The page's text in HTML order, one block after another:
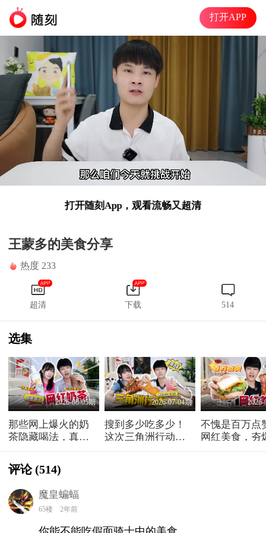
打开APP
打开随刻App，观看流畅又超清
王蒙多的美食分享
热度 233
超清 下载 514
选集
2026-08-05期
那些网上爆火的奶
茶隐藏喝法，真的
2026-07-04期
搜到多少吃多少！
这次三角洲行动让
2026-
不愧是百万点
网红美食，夯
评论(514)
魔皇蝙蝠
65楼 2年前